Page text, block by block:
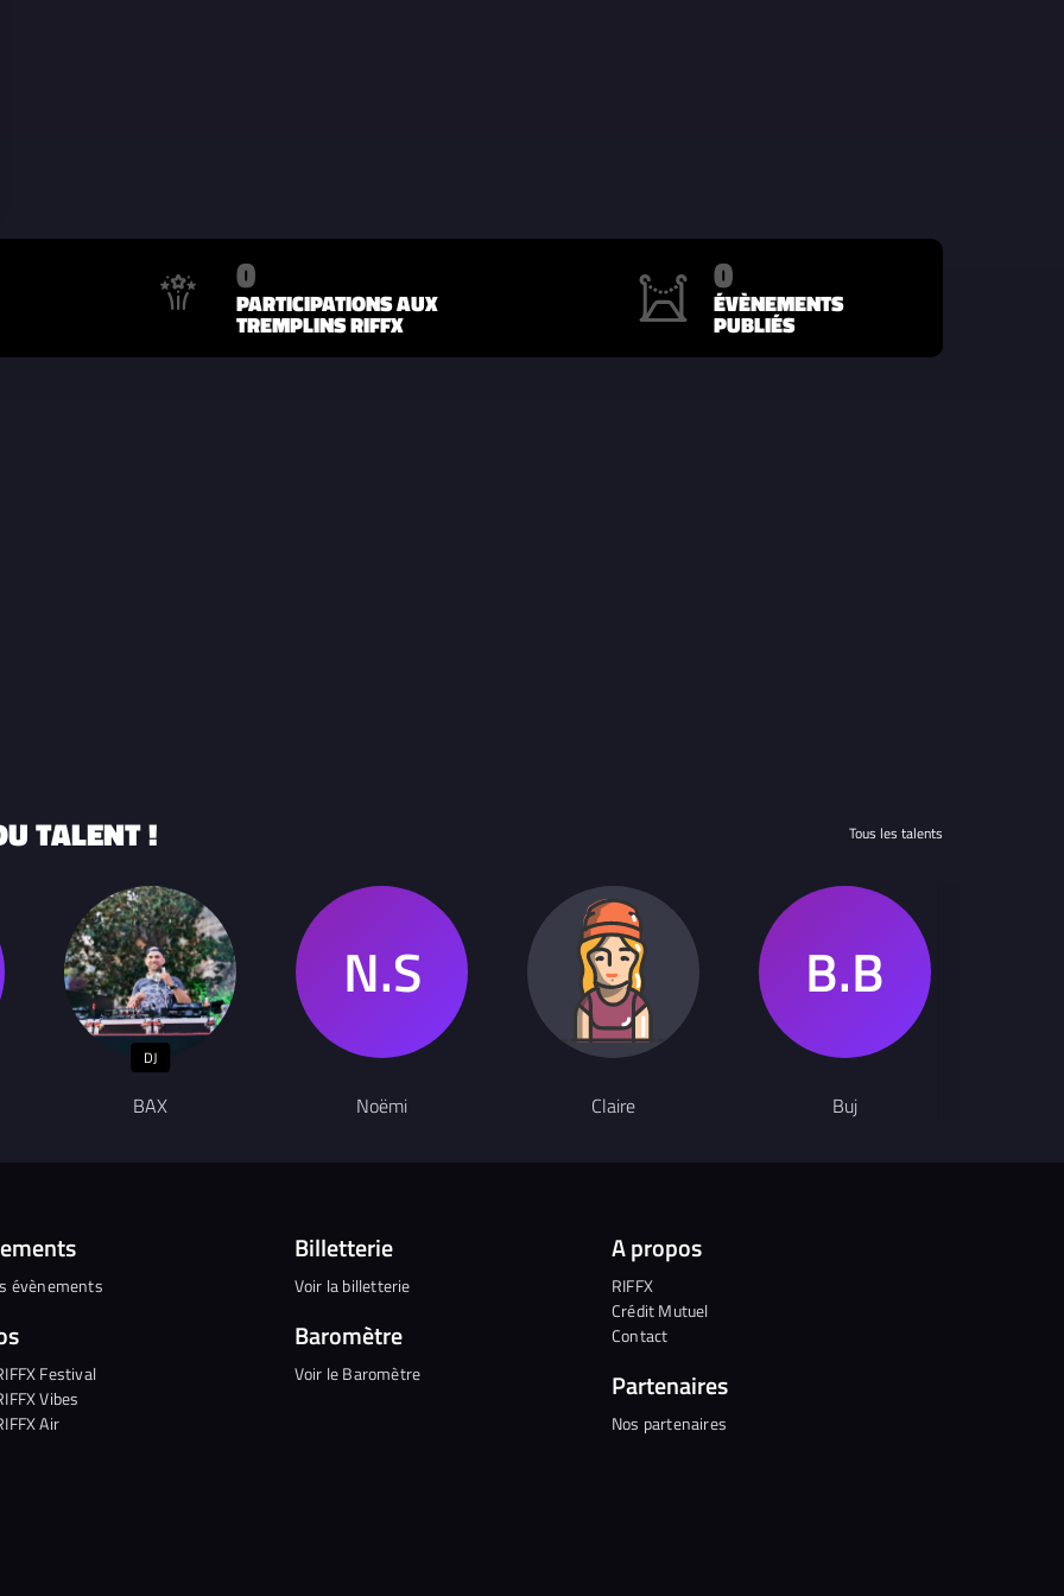
0
PARTICIPATIONS AUX
TREMPLINS RIFFX
0
ÉVÈNEMENTS
PUBLIÉS
TALENT ! Tous les talents
DJ
BAX Noëmi Claire Buj
évènements
Festival
Vibes
Air
Billetterie
Voir la billetterie
Baromètre
Voir le Baromètre
A propos
RIFFX
Crédit Mutuel
Contact
Partenaires
Nos partenaires